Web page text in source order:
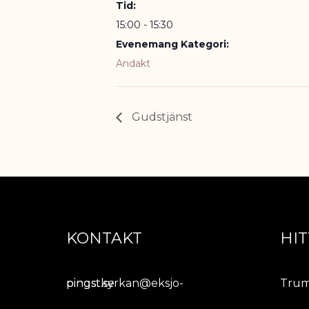
Tid:
15:00 - 15:30
Evenemang Kategori:
Andakt
Gudstjänst
KONTAKT
pingstkyrkan@eksjo-pingst.se